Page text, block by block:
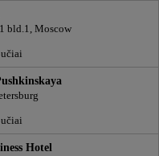
bld.1, Moscow
Hotel